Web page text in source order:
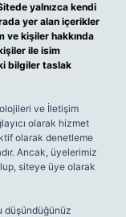
yalnızca kendi
yer alan içerikler
ve kişiler hakkında
ile isim
bilgiler taslak
ve İletişim
olarak hizmet
olarak denetleme
Ancak, üyelerimiz
siteye üye olarak
düşündüğünüz